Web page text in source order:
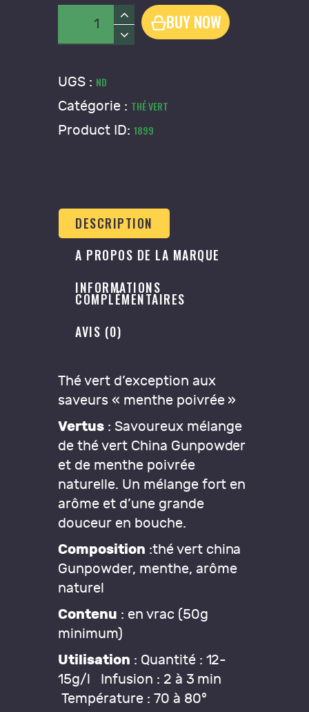
0
0
Marrakech"
BUY NOW
UGS : ND
Catégorie : THÉ VERT
Product ID: 1899
DESCRIPTION
A PROPOS DE LA MARQUE
INFORMATIONS
COMPLÉMENTAIRES
AVIS (0)
Thé vert d’exception aux
saveurs « menthe poivrée »
Vertus: Savoureux mélange
de thé vert China Gunpowder
et de menthe poivrée
naturelle. Un mélange fort en
arôme et d’une grande
douceur en bouche.
Composition :thé vert china
Gunpowder, menthe, arôme
naturel
Contenu : en vrac (50g
minimum)
Utilisation : Quantité : 12-
15g/l Infusion : 2 à 3 min
Température : 70 à 80°